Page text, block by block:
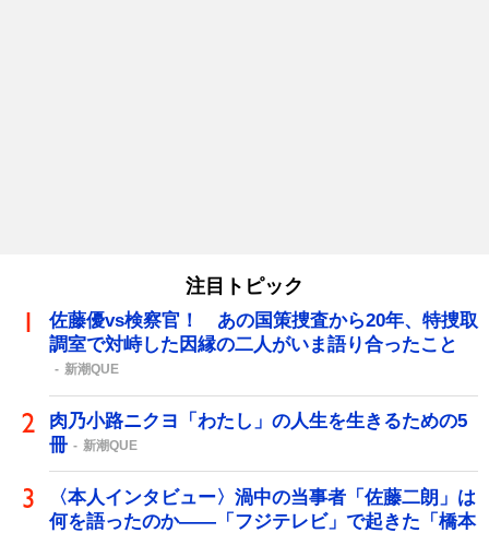
注目トピック
佐藤優vs検察官！ あの国策捜査から20年、特捜取
調室で対峙した因縁の二人がいま語り合ったこと
新潮QUE
肉乃小路ニクヨ「わたし」の人生を生きるための5
冊
新潮QUE
〈本人インタビュー〉渦中の当事者「佐藤二朗」は
何を語ったのか――「フジテレビ」で起きた「橋本